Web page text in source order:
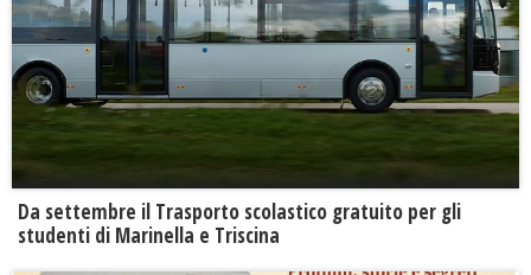
Da settembre il Trasporto scolastico gratuito per gli
studenti di Marinella e Triscina